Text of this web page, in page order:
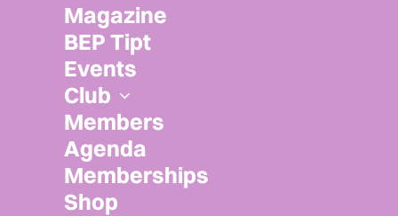
Magazine
BEP Tipt
Events
Club
Members
Agenda
Memberships
Shop
Herroepen
Privacy policy
Algemene voorwaarden